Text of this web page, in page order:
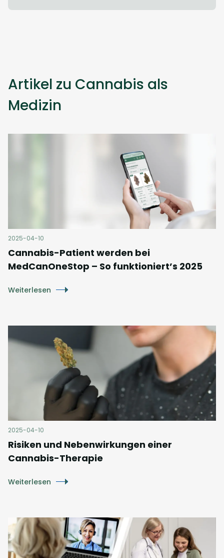
Artikel zu Cannabis als
Medizin
2025-04-10
Cannabis-Patient werden bei
MedCanOneStop – So funktioniert’s 2025
Weiterlesen
2025-04-10
Risiken und Nebenwirkungen einer
Cannabis-Therapie
Weiterlesen